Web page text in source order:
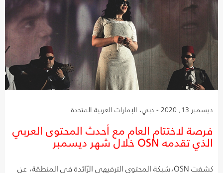
ديسمبر 13, 2020 - دبي، الإمارات العربية المتحدة
فرصة لاختتام العام مع أحدث المحتوى العربي
الذي تقدمه OSN خلال شهر ديسمبر
كشفت OSN،شبكة المحتوى الترفيهي الرّائدة في المنطقة، عن